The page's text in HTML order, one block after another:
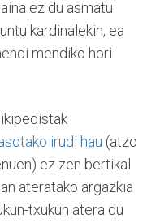
ez du asmatu
kardinalekin, ea
mendiko hori
irudi hau (atzo
ez zen bertikal
ateratako argazkia
txukun atera du